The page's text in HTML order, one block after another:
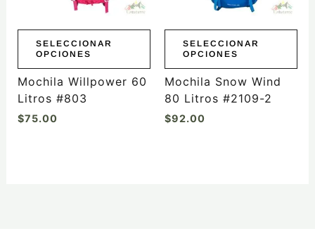
SELECCIONAR
OPCIONES
elegir
la
página
producto
Mochila Willpower 60
Litros #803
$75.00
SELECCIONAR
OPCIONES
elegir
la
página
producto
Mochila Snow Wind
80 Litros #2109-2
$92.00